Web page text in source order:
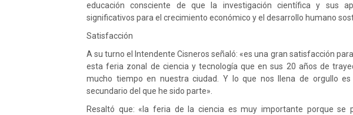
educación consciente de que la investigación científica y sus
significativos para el crecimiento económico y el desarrollo humano
Satisfacción
A su turno el Intendente Cisneros señaló: «es una gran satisfacción
esta feria zonal de ciencia y tecnología que en sus 20 años de
mucho tiempo en nuestra ciudad. Y lo que nos llena de orgullo
secundario del que he sido parte».
Resaltó que: «la feria de la ciencia es muy importante porque se